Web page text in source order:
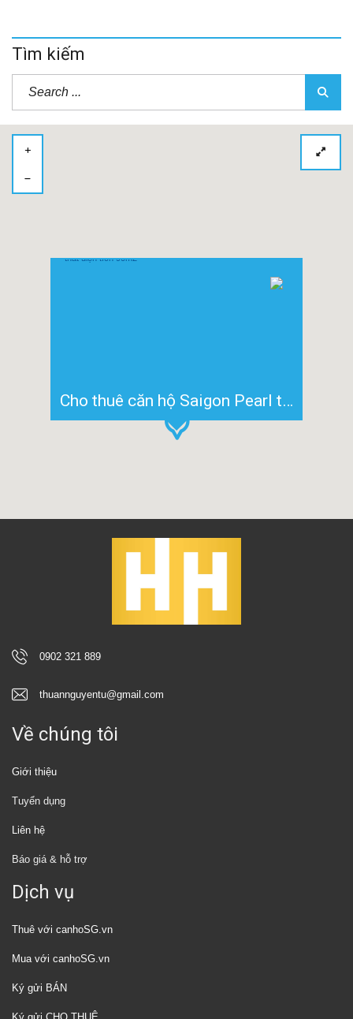
Tìm kiếm
Cho thuê căn hộ Saigon Pearl tháp Sapphire 2 đã có sẵn nội thất diện tích 90m2
0902 321 889
thuannguyentu@gmail.com
Về chúng tôi
Giới thiệu
Tuyển dụng
Liên hệ
Báo giá & hỗ trợ
Dịch vụ
Thuê với canhoSG.vn
Mua với canhoSG.vn
Ký gửi BÁN